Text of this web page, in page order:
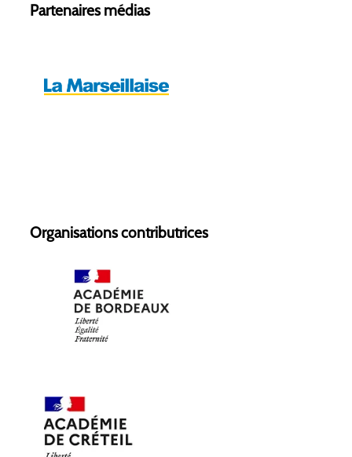
Partenaires médias
Organisations contributrices